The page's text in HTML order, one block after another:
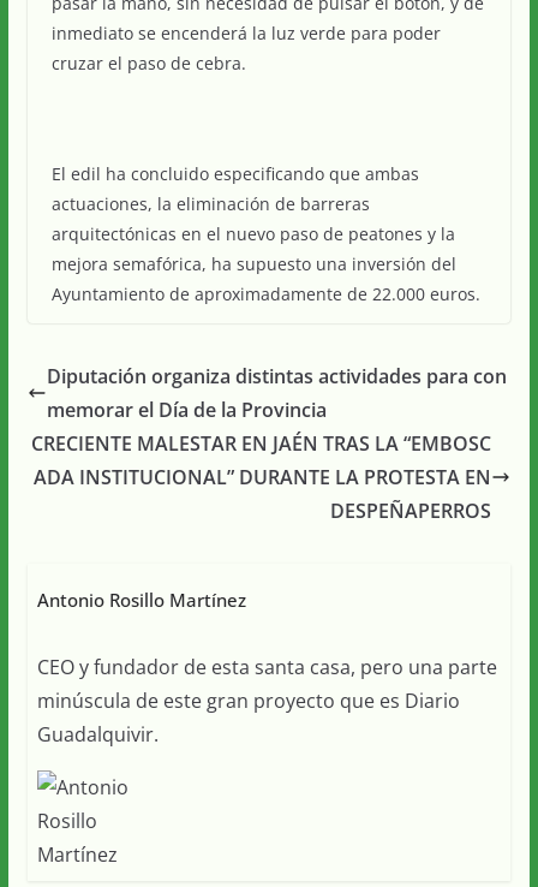
inmediato se encenderá la luz verde para poder
cruzar el paso de cebra.
El edil ha concluido especificando que ambas
actuaciones, la eliminación de barreras
arquitectónicas en el nuevo paso de peatones y la
mejora semafórica, ha supuesto una inversión del
Ayuntamiento de aproximadamente de 22.000 euros.
Diputación organiza distintas actividades para con
memorar el Día de la Provincia
CRECIENTE MALESTAR EN JAÉN TRAS LA “EMBOSC
ADA INSTITUCIONAL” DURANTE LA PROTESTA EN
DESPEÑAPERROS
Antonio Rosillo Martínez
CEO y fundador de esta santa casa, pero una parte
minúscula de este gran proyecto que es Diario
Guadalquivir.